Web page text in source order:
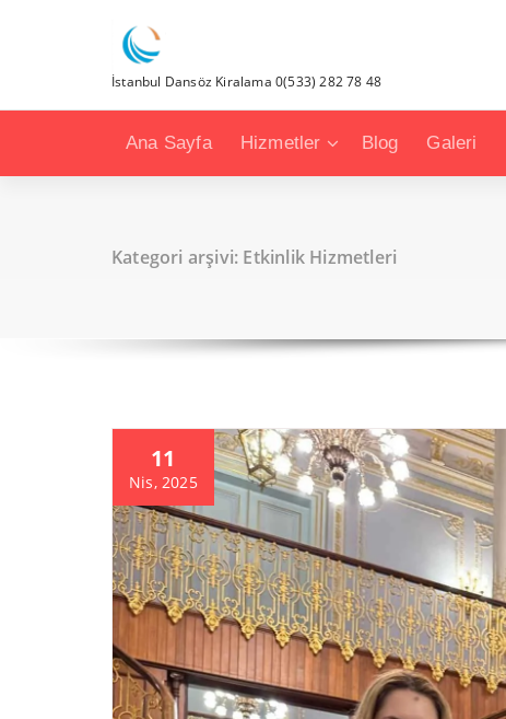
İstanbul Dansöz Kiralama 0(533) 282 78 48
Ana Sayfa Hizmetler Blog Galeri
Kategori arşivi: Etkinlik Hizmetleri
11
Nis, 2025